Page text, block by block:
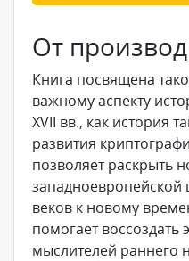
От
Книга посвящена
важному аспекту
XVII вв., как история
развития
позволяет раскрыть
западноевропейской
веков к новому
помогает
мыслителей раннего